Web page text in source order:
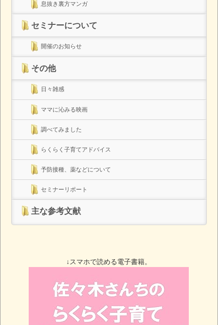
息抜き裏方マンガ
セミナーについて
開催のお知らせ
その他
日々雑感
ママに沁みる映画
調べてみました
らくらく子育てアドバイス
予防接種、薬などについて
セミナーリポート
主な参考文献
↓スマホで読める電子書籍。